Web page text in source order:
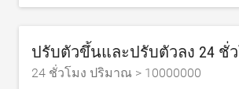
ปรับตัวขึ้นและปรับตัวลง 24 ชั่
24 ชั่วโมง ปริมาณ > 10000000